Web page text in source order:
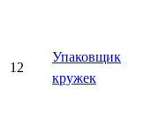
12
Упаковщик
кружек